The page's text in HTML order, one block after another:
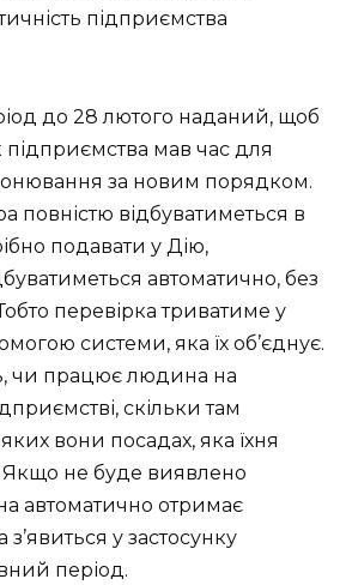
підприємства
до 28 лютого наданий, щоб
мав час для
за новим порядком.
повністю відбуватиметься в
подавати у Дію,
автоматично, без
перевірка триватиме у
системи, яка їх об’єднує.
чи працює людина на
скільки там
вони посадах, яка їхня
Якщо не буде виявлено
автоматично отримає
з’явиться у застосунку
період.